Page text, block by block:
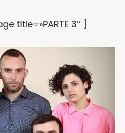
title=»PARTE 3″ ]